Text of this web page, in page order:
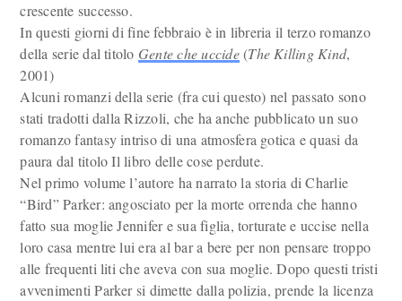
crescente successo.
In questi giorni di fine febbraio è in libreria il terzo romanzo
della serie dal titolo Gente che uccide(The Killing Kind,
2001)
Alcuni romanzi della serie (fra cui questo) nel passato sono
stati tradotti dalla Rizzoli, che ha anche pubblicato un suo
romanzo fantasy intriso di una atmosfera gotica e quasi da
paura dal titolo Il libro delle cose perdute.
Nel primo volume l’autore ha narrato la storia di Charlie
“Bird” Parker: angosciato per la morte orrenda che hanno
fatto sua moglie Jennifer e sua figlia, torturate e uccise nella
loro casa mentre lui era al bar a bere per non pensare troppo
alle frequenti liti che aveva con sua moglie. Dopo questi tristi
avvenimenti Parker si dimette dalla polizia, prende la licenza